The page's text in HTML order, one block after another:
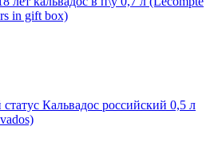
in gift box)